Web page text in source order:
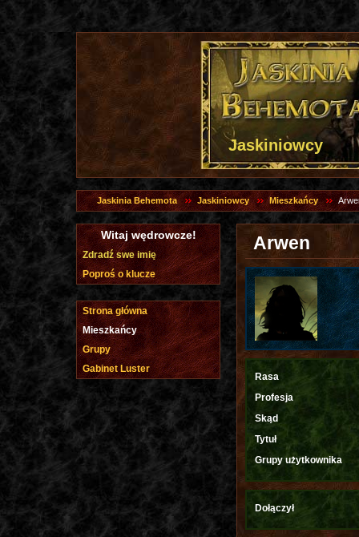
Jaskiniowcy
Jaskinia Behemota Jaskiniowcy Mieszkańcy
Arwen
Rasa
Profesja
Skąd
Tytuł
Grupy użytkownika
Dołączył
Witaj wędrowcze!
Zdradź swe imię
Poproś o klucze
Strona główna
Mieszkańcy
Grupy
Gabinet Luster